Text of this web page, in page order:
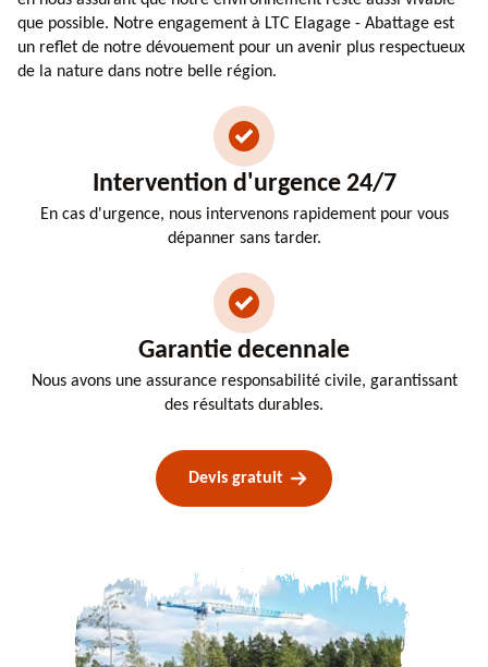
que possible. Notre engagement à LTC Elagage - Abattage est
un reflet de notre dévouement pour un avenir plus respectueux
de la nature dans notre belle région.
Intervention d'urgence 24/7
En cas d'urgence, nous intervenons rapidement pour vous
dépanner sans tarder.
Garantie decennale
Nous avons une assurance responsabilité civile, garantissant
des résultats durables.
Devis gratuit